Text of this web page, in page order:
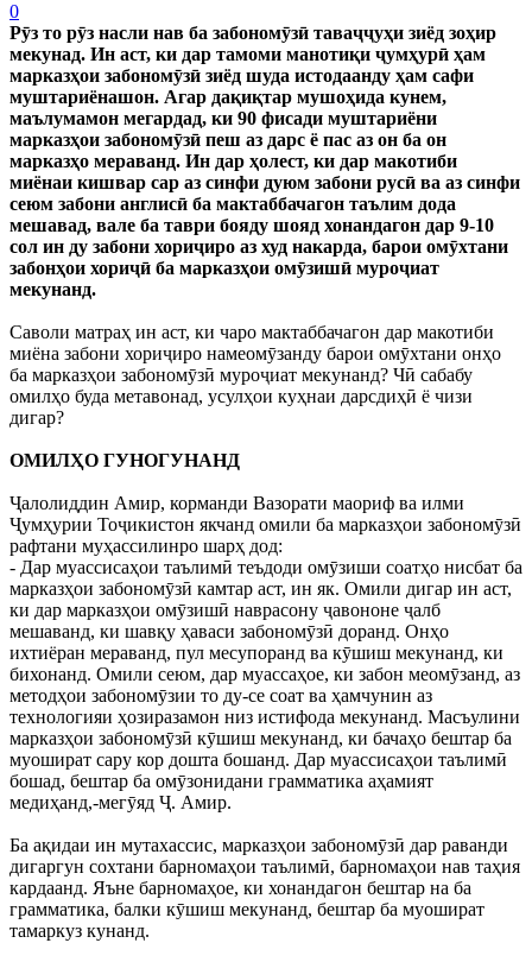
0
Рӯз то рӯз насли нав ба забономӯзӣ таваҷҷуҳи зиёд зоҳир
мекунад. Ин аст, ки дар тамоми манотиқи ҷумҳурӣ ҳам
марказҳои забономӯзӣ зиёд шуда истодаанду ҳам сафи
муштариёнашон. Агар дақиқтар мушоҳида кунем,
маълумамон мегардад, ки 90 фисади муштариёни
марказҳои забономӯзӣ пеш аз дарс ё пас аз он ба он
марказҳо мераванд. Ин дар ҳолест, ки дар макотиби
миёнаи кишвар сар аз синфи дуюм забони русӣ ва аз синфи
сеюм забони англисӣ ба мактаббачагон таълим дода
мешавад, вале ба таври бояду шояд хонандагон дар 9-10
сол ин ду забони хориҷиро аз худ накарда, барои омӯхтани
забонҳои хориҷӣ ба марказҳои омӯзишӣ муроҷиат
мекунанд.
Саволи матраҳ ин аст, ки чаро мактаббачагон дар макотиби
миёна забони хориҷиро намеомӯзанду барои омӯхтани онҳо
ба марказҳои забономӯзӣ муроҷиат мекунанд? Чӣ сабабу
омилҳо буда метавонад, усулҳои куҳнаи дарсдиҳӣ ё чизи
дигар?
ОМИЛҲО ГУНОГУНАНД
Ҷалолиддин Амир, корманди Вазорати маориф ва илми
Ҷумҳурии Тоҷикистон якчанд омили ба марказҳои забономӯзӣ
рафтани муҳассилинро шарҳ дод:
- Дар муассисаҳои таълимӣ теъдоди омӯзиши соатҳо нисбат ба
марказҳои забономӯзӣ камтар аст, ин як. Омили дигар ин аст,
ки дар марказҳои омӯзишӣ наврасону ҷавононе ҷалб
мешаванд, ки шавқу ҳаваси забономӯзӣ доранд. Онҳо
ихтиëран мераванд, пул месупоранд ва кӯшиш мекунанд, ки
бихонанд. Омили сеюм, дар муассаҳое, ки забон меомӯзанд, аз
методҳои забономӯзии то ду-се соат ва ҳамчунин аз
технологияи ҳозиразамон низ истифода мекунанд. Масъулини
марказҳои забономӯзӣ кӯшиш мекунанд, ки бачаҳо бештар ба
муошират сару кор дошта бошанд. Дар муассисаҳои таълимӣ
бошад, бештар ба омӯзонидани грамматика аҳамият
медиҳанд,-мегӯяд Ҷ. Амир.
Ба ақидаи ин мутахассис, марказҳои забономӯзӣ дар раванди
дигаргун сохтани барномаҳои таълимӣ, барномаҳои нав таҳия
кардаанд. Яъне барномаҳое, ки хонандагон бештар на ба
грамматика, балки кӯшиш мекунанд, бештар ба муошират
тамаркуз кунанд.